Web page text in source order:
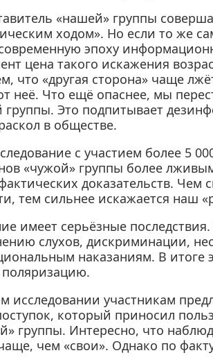
«нашей» группы
ходом». Но если то же
эпоху
цена такого искажения
что «другая сторона» чаще
неё. Что ещё опаснее, мы
группы. Это подпитывает
в обществе.
с участием более 5
«чужой» группы более
доказательств.
тем сильнее искажается наш
имеет серьёзные
слухов, дискриминации,
наказаниям. В итоге
поляризацию.
исследовании участникам
который приносил
группы. Интересно, что
чаще, чем «свои». Однако по